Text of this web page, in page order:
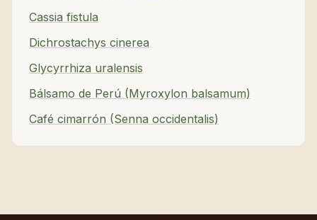
Cassia fistula
Dichrostachys cinerea
Glycyrrhiza uralensis
Bálsamo de Perú (Myroxylon balsamum)
Café cimarrón (Senna occidentalis)